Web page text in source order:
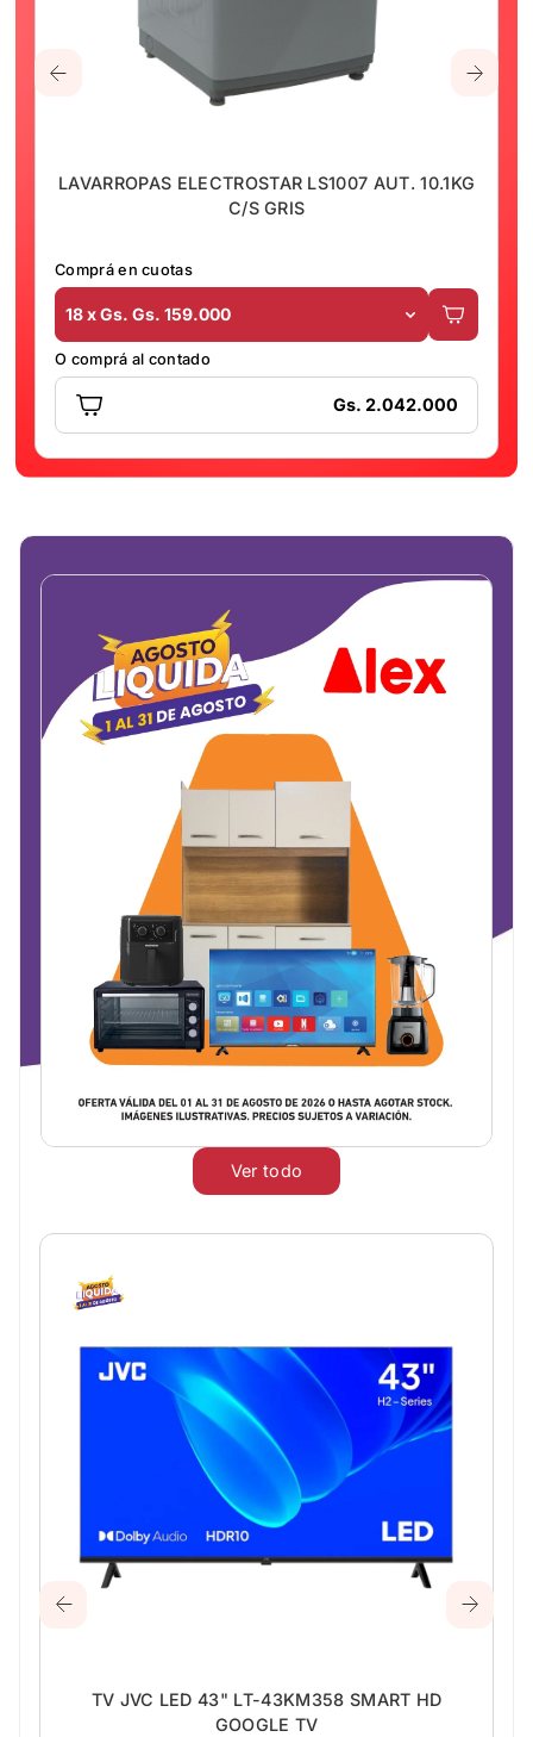
LAVARROPAS ELECTROSTAR LS1007 AUT. 10.1KG
C/S GRIS
Comprá en cuotas
18 x Gs. Gs. 159.000
O comprá al contado
Gs. 2.042.000
Ver todo
TV JVC LED 43" LT-43KM358 SMART HD
GOOGLE TV